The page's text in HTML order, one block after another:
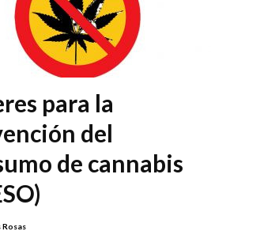
para la
del
de cannabis
Rosas